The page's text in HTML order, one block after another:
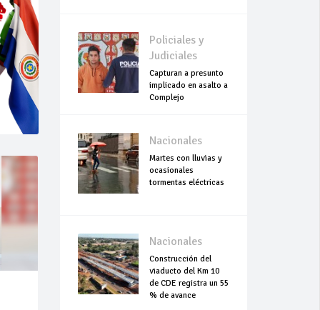
Policiales y
Judiciales
Capturan a presunto
implicado en asalto a
Complejo
Nacionales
Martes con lluvias y
ocasionales
tormentas eléctricas
Nacionales
Construcción del
viaducto del Km 10
de CDE registra un 55
% de avance